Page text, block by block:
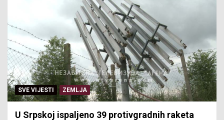
SVE VIJESTI ZEMLJA
U Srpskoj ispaljeno 39 protivgradnih raketa